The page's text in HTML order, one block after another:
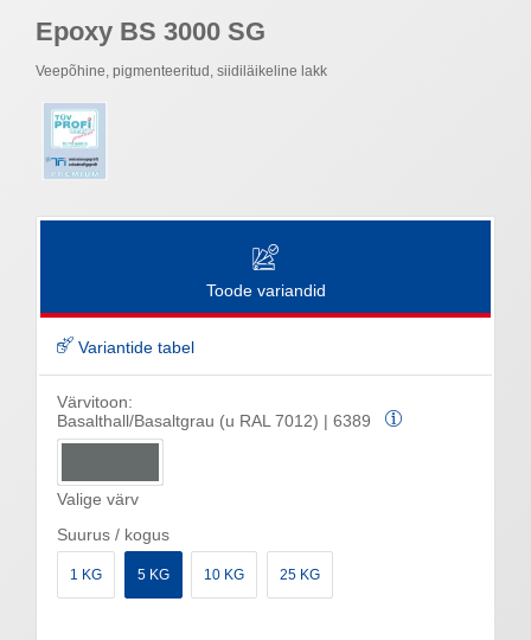
Epoxy BS 3000 SG
Veepõhine, pigmenteeritud, siidiläikeline lakk
Toode variandid
Variantide tabel
Värvitoon:
Basalthall/Basaltgrau (u RAL 7012) | 6389
Valige värv
Suurus / kogus
1 KG 5 KG 10 KG 25 KG